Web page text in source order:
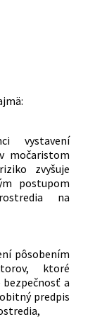
vystavení
močaristom
zvyšuje
postupom
na
pôsobením
ktoré
a
predpis